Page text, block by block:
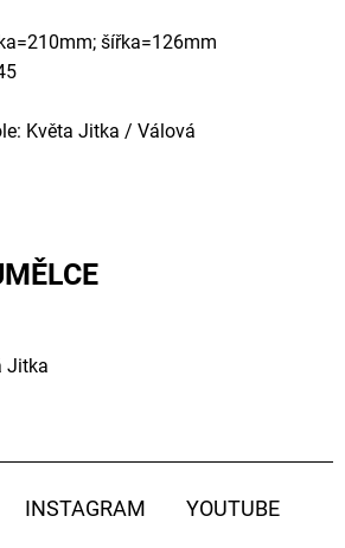
šířka=126mm
Květa Jitka / Válová
Jitka
INSTAGRAM YOUTUBE